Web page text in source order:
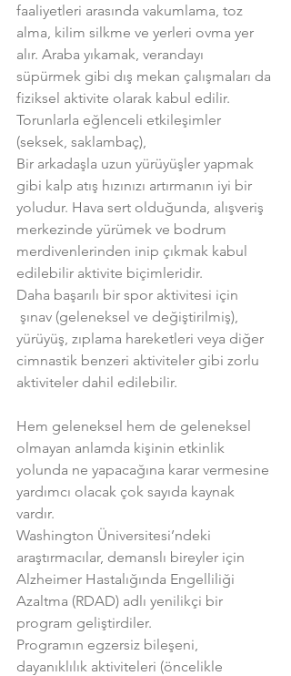
faaliyetleri arasında vakumlama, toz
alma, kilim silkme ve yerleri ovma yer
alır. Araba yıkamak, verandayı
süpürmek gibi dış mekan çalışmaları da
fiziksel aktivite olarak kabul edilir.
Torunlarla eğlenceli etkileşimler
(seksek, saklambaç),
Bir arkadaşla uzun yürüyüşler yapmak
gibi kalp atış hızınızı artırmanın iyi bir
yoludur. Hava sert olduğunda, alışveriş
merkezinde yürümek ve bodrum
merdivenlerinden inip çıkmak kabul
edilebilir aktivite biçimleridir.
Daha başarılı bir spor aktivitesi için
şınav (geleneksel ve değiştirilmiş),
yürüyüş, zıplama hareketleri veya diğer
cimnastik benzeri aktiviteler gibi zorlu
aktiviteler dahil edilebilir.
Hem geleneksel hem de geleneksel
olmayan anlamda kişinin etkinlik
yolunda ne yapacağına karar vermesine
yardımcı olacak çok sayıda kaynak
vardır.
Washington Üniversitesi’ndeki
araştırmacılar, demanslı bireyler için
Alzheimer Hastalığında Engelliliği
Azaltma (RDAD) adlı yenilikçi bir
program geliştirdiler.
Programın egzersiz bileşeni,
dayanıklılık aktiviteleri (öncelikle